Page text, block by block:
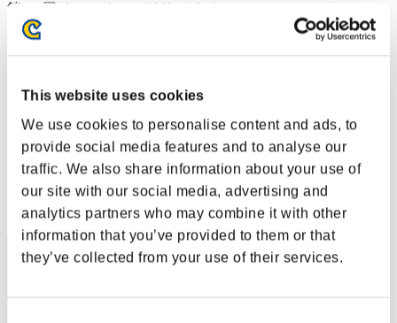
This website uses cookies
We use cookies to personalise content and ads, to
provide social media features and to analyse our
traffic. We also share information about your use of
our site with our social media, advertising and
analytics partners who may combine it with other
information that you’ve provided to them or that
they’ve collected from your use of their services.
第171回 ウィークエンドサバイバー
2025.02.07 15:00 (JST) - 2025.02.10 15:00 (JST)
ダブルス
※ランキングは6時間毎の更新となります
RANKING
RANK
111